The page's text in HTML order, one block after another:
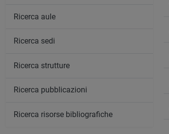
Ricerca aule
Ricerca sedi
Ricerca strutture
Ricerca pubblicazioni
Ricerca risorse bibliografiche